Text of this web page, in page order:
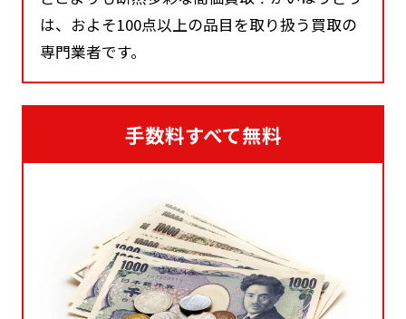
は、およそ100点以上の品目を取り扱う買取の
専門業者です。
手数料すべて無料